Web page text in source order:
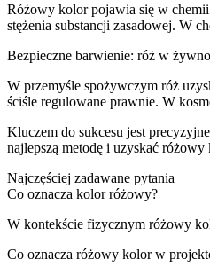
Różowy kolor pojawia się w
stężenia substancji zasadowej. W
Bezpieczne barwienie: róż w
W przemyśle spożywczym róż
ściśle regulowane prawnie. W
Kluczem do sukcesu jest
najlepszą metodę i uzyskać
Najczęściej zadawane pytania
Co oznacza kolor różowy?
W kontekście fizycznym różowy
Co oznacza różowy kolor w